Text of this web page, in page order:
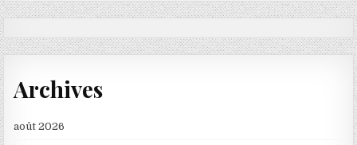
Archives
août 2026